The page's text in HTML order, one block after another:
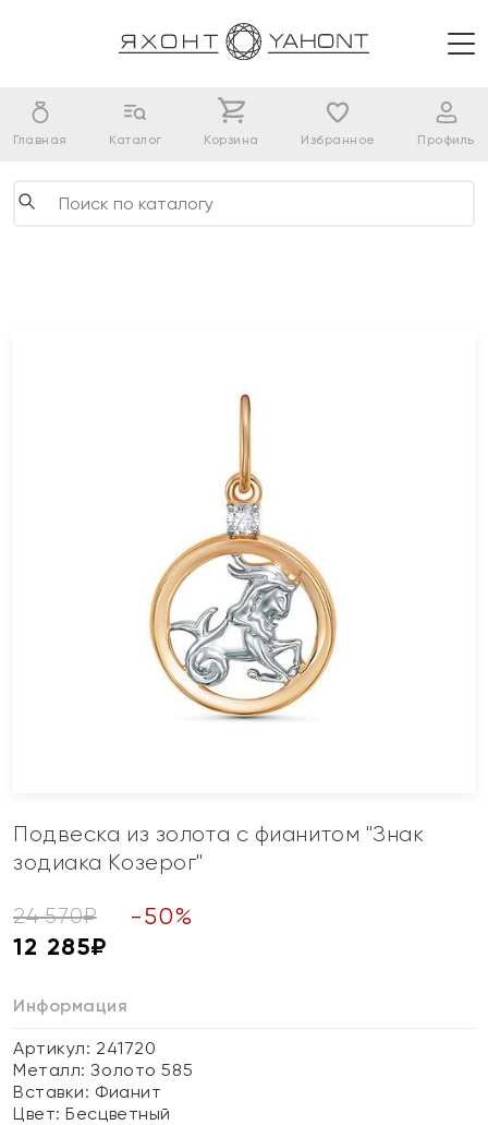
Главная Каталог Корзина Избранное Профиль
Подвеска из золота с фианитом "Знак
зодиака Козерог"
24 570₽ -50%
12 285₽
Информация
Артикул: 241720
Металл:Золото 585
Вставки: Фианит
Цвет:Бесцветный